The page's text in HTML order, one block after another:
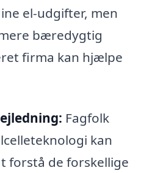
el-udgifter, men
bæredygtig
firma kan hjælpe
Fagfolk
kan
forstå de forskellige